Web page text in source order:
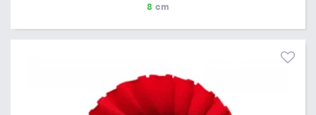
8 cm